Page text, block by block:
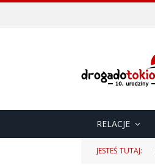
RELACJE
JESTEŚ TUTAJ: